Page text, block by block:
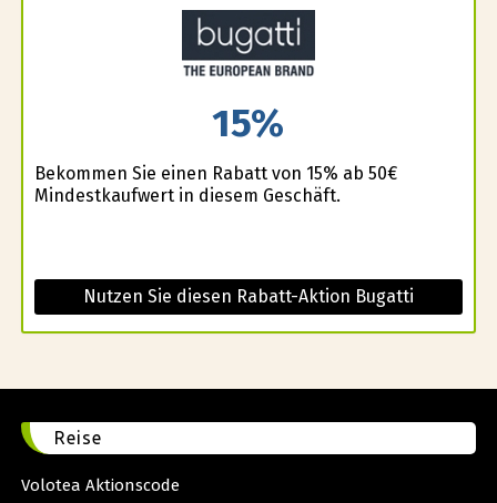
15%
Bekommen Sie einen Rabatt von 15% ab 50€
Mindestkaufwert in diesem Geschäft.
Nutzen Sie diesen Rabatt-Aktion Bugatti
Reise
Volotea Aktionscode